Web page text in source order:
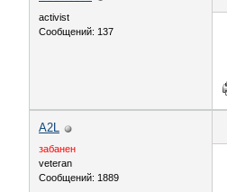
activist
Сообщений: 137
A2L
забанен
veteran
Сообщений: 1889